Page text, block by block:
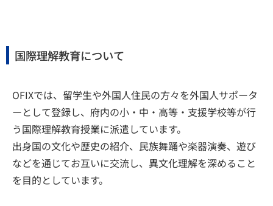
国際理解教育について
OFIXでは、留学生や外国人住民の方々を外国人サポータ
ーとして登録し、府内の小・中・高等・支援学校等が行
う国際理解教育授業に派遣しています。
出身国の文化や歴史の紹介、民族舞踊や楽器演奏、遊び
などを通じてお互いに交流し、異文化理解を深めること
を目的としています。